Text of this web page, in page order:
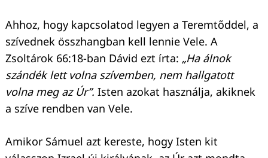
Ahhoz, hogy kapcsolatod legyen a Teremtőddel, a
szívednek összhangban kell lennie Vele. A
Zsoltárok 66:18-ban Dávid ezt írta: „Ha álnok
szándék lett volna szívemben, nem hallgatott
volna meg az Úr”. Isten azokat használja, akiknek
a szíve rendben van Vele.
Amikor Sámuel azt kereste, hogy Isten kit